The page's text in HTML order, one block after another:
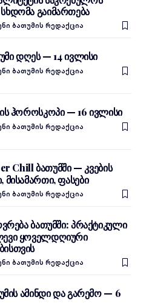
გაიმართება
ბათუმის რედაქცია
დღეს — 14 ივლისი
ბათუმის რედაქცია
ჰოროსკოპი — 16 ივლისი
ბათუმის რედაქცია
Chill ბათუმში — კვების
მისამართი, ფასები
ბათუმის რედაქცია
ბათუმში: პრაქტიკული
ყოველდღიური
ბათუმის რედაქცია
ამინდი და გარემო — 6